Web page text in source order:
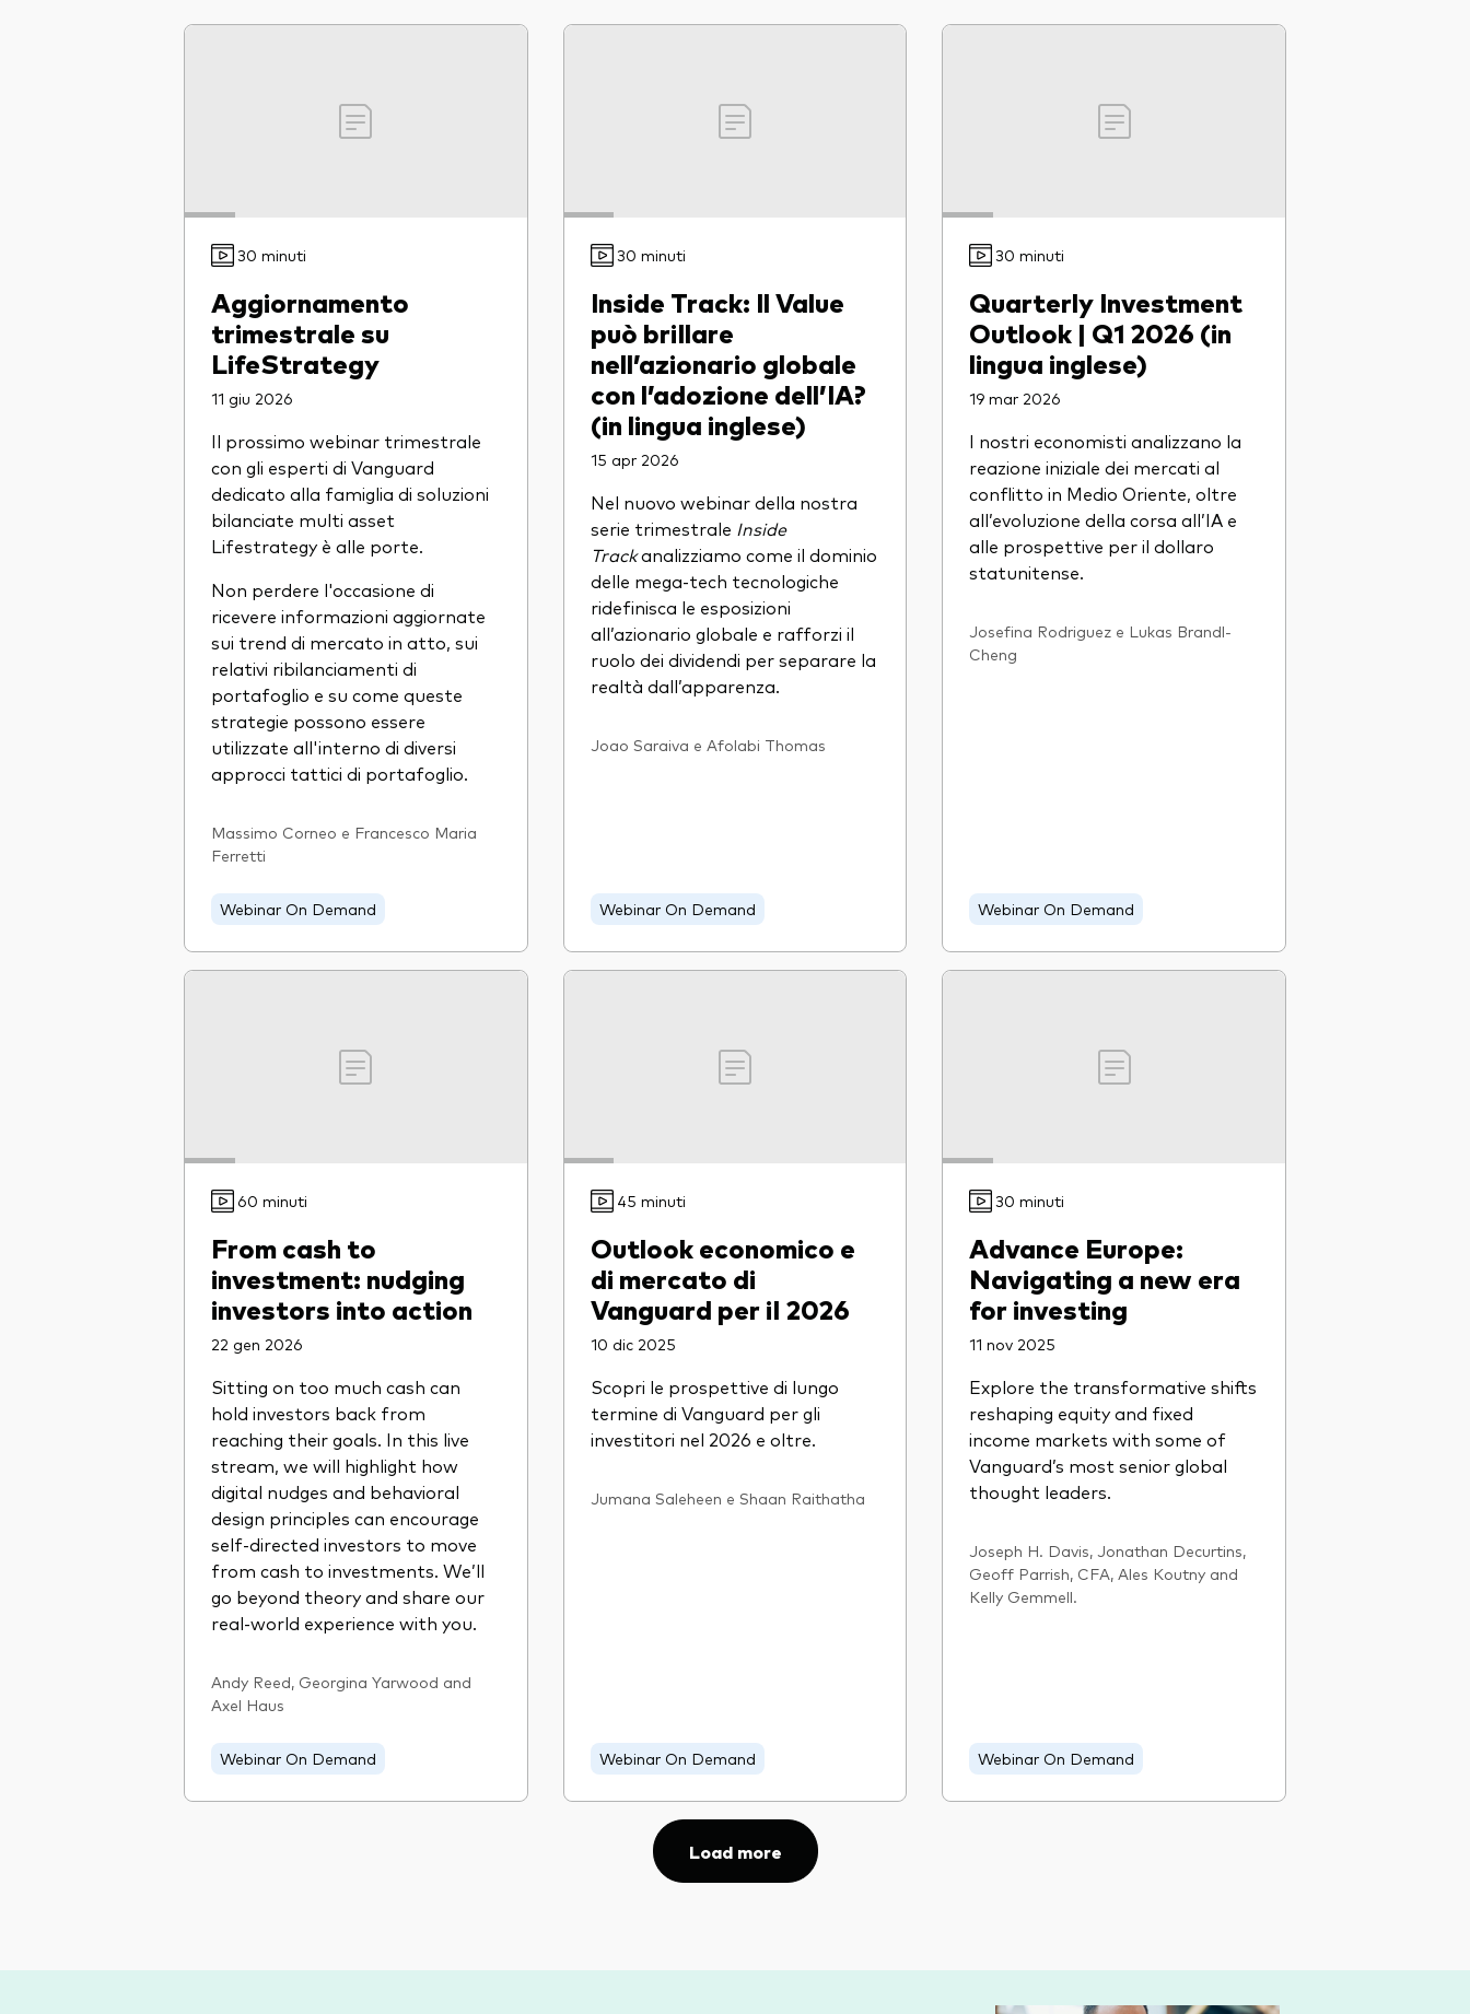
30 minuti
Aggiornamento
trimestrale su
LifeStrategy
11 giu 2026
Il prossimo webinar trimestrale
con gli esperti di Vanguard
dedicato alla famiglia di soluzioni
bilanciate multi asset
Lifestrategy è alle porte.
Non perdere l'occasione di
ricevere informazioni aggiornate
sui trend di mercato in atto, sui
relativi ribilanciamenti di
portafoglio e su come queste
strategie possono essere
utilizzate all'interno di diversi
approcci tattici di portafoglio.
Massimo Corneo e Francesco Maria
Ferretti
Webinar On Demand
30 minuti
Inside Track: Il Value
può brillare
nell’azionario globale
con l’adozione dell’IA?
(in lingua inglese)
15 apr 2026
Nel nuovo webinar della nostra
serie trimestrale Inside
Trackanalizziamo come il dominio
delle mega-tech tecnologiche
ridefinisca le esposizioni
all’azionario globale e rafforzi il
ruolo dei dividendi per separare la
realtà dall’apparenza.
Joao Saraiva e Afolabi Thomas
Webinar On Demand
30 minuti
Quarterly Investment
Outlook | Q1 2026 (in
lingua inglese)
19 mar 2026
I nostri economisti analizzano la
reazione iniziale dei mercati al
conflitto in Medio Oriente, oltre
all’evoluzione della corsa all’IA e
alle prospettive per il dollaro
statunitense.
Josefina Rodriguez e Lukas Brandl-
Cheng
Webinar On Demand
60 minuti
From cash to
investment: nudging
investors into action
22 gen 2026
Sitting on too much cash can
hold investors back from
reaching their goals. In this live
stream, we will highlight how
digital nudges and behavioral
design principles can encourage
self-directed investors to move
from cash to investments. We’ll
go beyond theory and share our
real-world experience with you.
Andy Reed, Georgina Yarwood and
Axel Haus
Webinar On Demand
45 minuti
Outlook economico e
di mercato di
Vanguard per il 2026
10 dic 2025
Scopri le prospettive di lungo
termine di Vanguard per gli
investitori nel 2026 e oltre.
Jumana Saleheen e Shaan Raithatha
Webinar On Demand
30 minuti
Advance Europe:
Navigating a new era
for investing
11 nov 2025
Explore the transformative shifts
reshaping equity and fixed
income markets with some of
Vanguard’s most senior global
thought leaders.
Joseph H. Davis, Jonathan Decurtins,
Geoff Parrish, CFA, Ales Koutny and
Kelly Gemmell.
Webinar On Demand
Load more